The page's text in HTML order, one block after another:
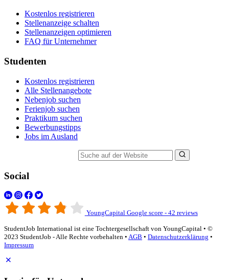
Kostenlos registrieren
Stellenanzeige schalten
Stellenanzeigen optimieren
FAQ für Unternehmer
Studenten
Kostenlos registrieren
Alle Stellenangebote
Nebenjob suchen
Ferienjob suchen
Praktikum suchen
Bewerbungstipps
Jobs im Ausland
Social
YoungCapital Google score - 42 reviews
StudentJob International ist eine Tochtergesellschaft von YoungCapital • ©
2023 StudentJob - Alle Rechte vorbehalten • AGB • Datenschutzerklärung •
Impressum